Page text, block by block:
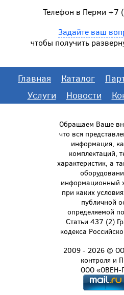
Телефон в Перми +7
Задайте ваш
чтобы получить
Главная Каталог
Услуги
Новости
Обращаем Ваше
что вся
информация,
комплектаций,
характеристик, а
информационный
при каких
публичной
определяемой
Статьи 437 (2)
кодекса
2009 - 2026 ©
контроля и
ООО «ОВЕН-